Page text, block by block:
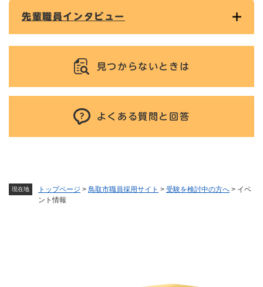
現在地 トップページ > 鳥取市職員採用サイト > 受験を検討中の方へ > イベ
ント情報
先輩職員インタビュー
見つからないときは
よくある質問と回答